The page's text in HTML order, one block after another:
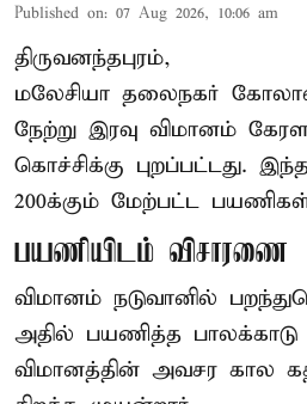
Published on: 07 Aug 2026, 10:06 am
திருவனந்தபுரம்,
மலேசியா தலைநகர்
நேற்று இரவு விமானம்
கொச்சிக்கு புறப்பட்டது.
200க்கும் மேற்பட்ட
பயணியிடம் விசாரணை
விமானம் நடுவானில்
அதில் பயணித்த
விமானத்தின் அவசர கால